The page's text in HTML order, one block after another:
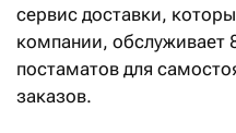
сервис доставки,
компании, обслуживает
постаматов для
заказов.